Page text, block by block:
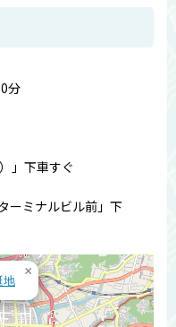
分
」下車すぐ
ーミナルビル前」下
地
×